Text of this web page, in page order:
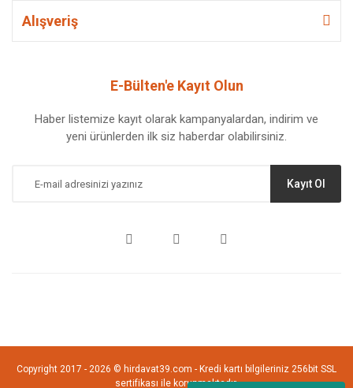
Alışveriş
E-Bülten'e Kayıt Olun
Haber listemize kayıt olarak kampanyalardan, indirim ve
yeni ürünlerden ilk siz haberdar olabilirsiniz.
Kayıt Ol
Copyright 2017 - 2026 © hirdavat39.com - Kredi kartı bilgileriniz 256bit SSL
sertifikası ile korunmaktadır.